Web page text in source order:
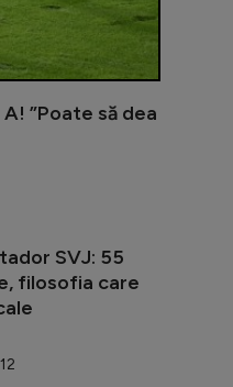
”Poate să dea
SVJ: 55
filosofia care